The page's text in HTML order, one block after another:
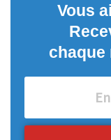
Vous
chaque